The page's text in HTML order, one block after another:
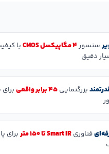
سنسور۴ مگاپیکسل CMOS
با
دقیق
بزرگنمایی۴۵ برابر واقعی
فناوریSmart IR تا ۱۵۰ متر
برای